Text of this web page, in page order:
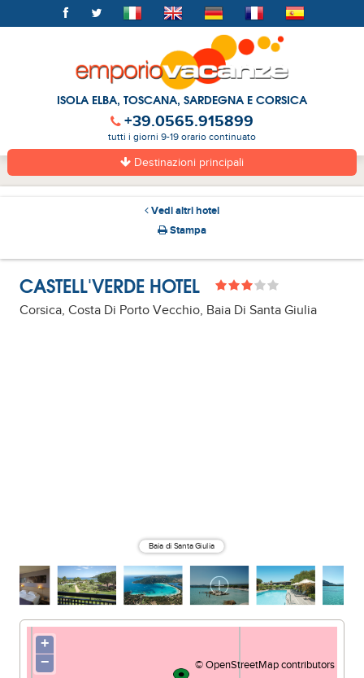
ISOLA ELBA, TOSCANA, SARDEGNA E CORSICA
+39.0565.915899
tutti i giorni 9-19 orario continuato
Destinazioni principali
Vedi altri hotel
Stampa
CASTELL'VERDE HOTEL
Corsica, Costa Di Porto Vecchio, Baia Di Santa Giulia
Baia di Santa Giulia
Spiaggia di Santa Giulia
+
−
©OpenStreetMapcontributors